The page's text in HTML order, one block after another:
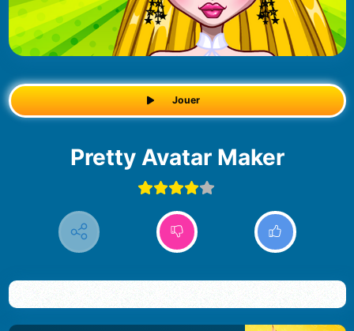
Jouer
Pretty Avatar Maker